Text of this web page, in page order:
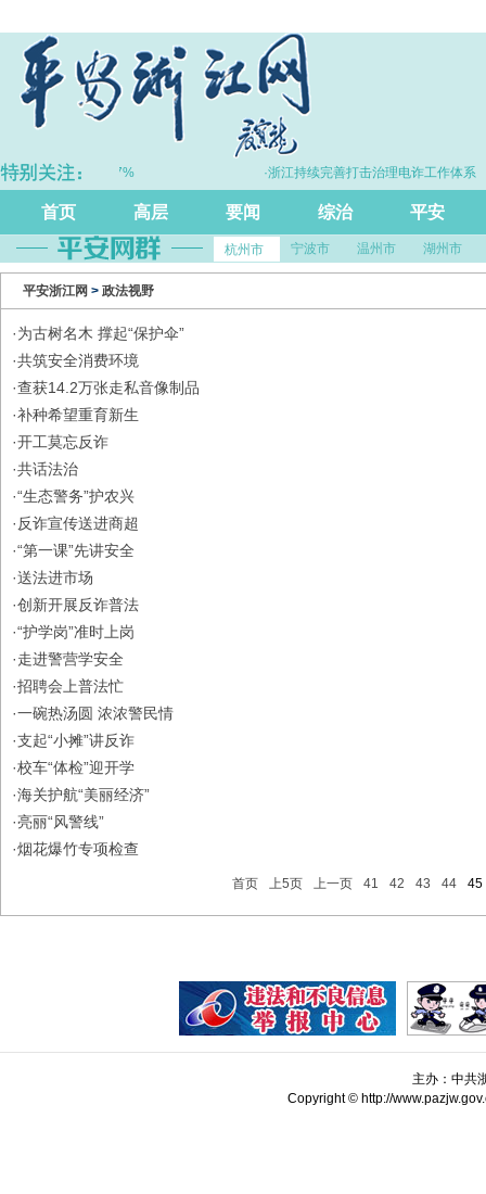
GDP同比增长5.7% ·浙江持续完善打击治理电诈工作体系
首页 高层 要闻 综治 平安
杭州市 宁波市 温州市 湖州市
平安浙江网 > 政法视野
·为古树名木 撑起“保护伞”
·共筑安全消费环境
·查获14.2万张走私音像制品
·补种希望重育新生
·开工莫忘反诈
·共话法治
·“生态警务”护农兴
· 反诈宣传送进商超
·“第一课”先讲安全
·送法进市场
·创新开展反诈普法
·“护学岗”准时上岗
·走进警营学安全
·招聘会上普法忙
·一碗热汤圆 浓浓警民情
·支起“小摊”讲反诈
·校车“体检”迎开学
·海关护航“美丽经济”
·亮丽“风警线”
·烟花爆竹专项检查
首页 上5页 上一页 41 42 43 44 45
主办：中共
Copyright © http://